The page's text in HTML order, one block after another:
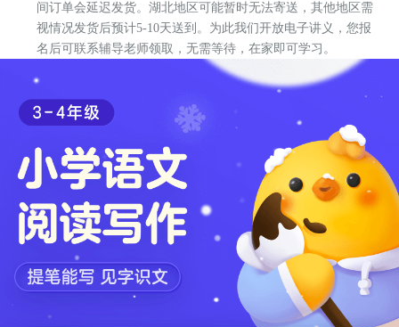
间订单会延迟发货。湖北地区可能暂时无法寄送，其他地区需
视情况发货后预计5-10天送到。为此我们开放电子讲义，您报
名后可联系辅导老师领取，无需等待，在家即可学习。